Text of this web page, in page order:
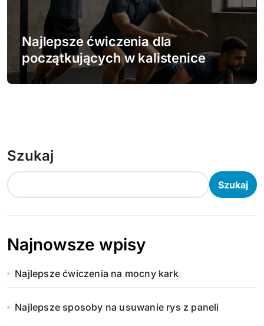
Najlepsze ćwiczenia dla
początkujących w kalistenice
Szukaj
Szukaj
Najnowsze wpisy
Najlepsze ćwiczenia na mocny kark
Najlepsze sposoby na usuwanie rys z paneli